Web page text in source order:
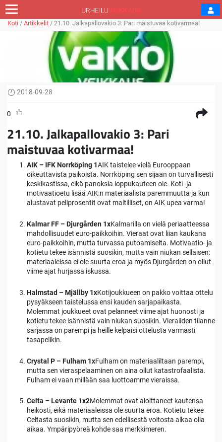
Koti / Artikkelit / 21.10. Jalkapallovakio 3: Pari maistuvaa kotivarmaa!
2018-09-28
0
21.10. Jalkapallovakio 3: Pari
maistuvaa kotivarmaa!
AIK – IFK Norrköping 1AIK taistelee vielä Eurooppaan
oikeuttavista paikoista. Norrköping sen sijaan on turvallisesti
keskikastissa, eikä panoksia loppukauteen ole. Koti- ja
motivaatioetu lisää AIK:n materiaalista paremmuutta ja kun
alustavat peliprosentit ovat maltilliset, on AIK upea varma!
Kalmar FF – Djurgården 1xKalmarilla on vielä periaatteessa
mahdollisuudet euro-paikkoihin. Vieraat ovat liian kaukana
euro-paikkoihin, mutta turvassa putoamiselta. Motivaatio- ja
kotietu tekee isännistä suosikin, mutta vain niukan sellaisen:
materiaaleissa ei ole suurta eroa ja myös Djurgården on ollut
viime ajat hurjassa iskussa.
Halmstad – Mjällby 1xKotijoukkueen on pakko voittaa ottelu
pysyäkseen taistelussa ensi kauden sarjapaikasta.
Molemmat joukkueet ovat pelanneet viime ajat huonosti ja
kotietu tekee isännistä vain niukan suosikin. Vieraiiden tilanne
sarjassa on parempi ja heille kelpaisi ottelusta varmasti
tasapelikin.
Crystal P – Fulham 1xFulham on materiaaliltaan parempi,
mutta sen vieraspelaaminen on aina ollut katastrofaalista.
Fulham ei vaan millään saa luottoamme vieraissa.
Celta – Levante 1x2Molemmat ovat aloittaneet kautensa
heikosti, eikä materiaaleissa ole suurta eroa. Kotietu tekee
Celtasta suosikin, mutta sen edellisestä voitosta alkaa olla
aikaa. Ympäripyöreä kohde saa merkkimeren.